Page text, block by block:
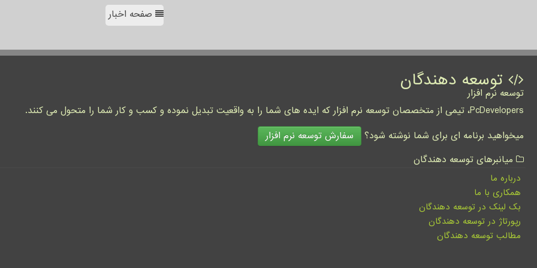
صفحه اخبار
توسعه دهندگان
توسعه نرم افزار
PcDevelopers، تیمی از متخصصان توسعه نرم افزار که ایده های شما را به واقعیت تبدیل نموده و کسب و کار شما را متحول می کنند.
میخواهید برنامه ای برای شما نوشته شود؟
سفارش توسعه نرم افزار
میانبرهای توسعه دهندگان
درباره ما
همکاری با ما
بک لینک در توسعه دهندگان
رپورتاژ در توسعه دهندگان
مطالب توسعه دهندگان